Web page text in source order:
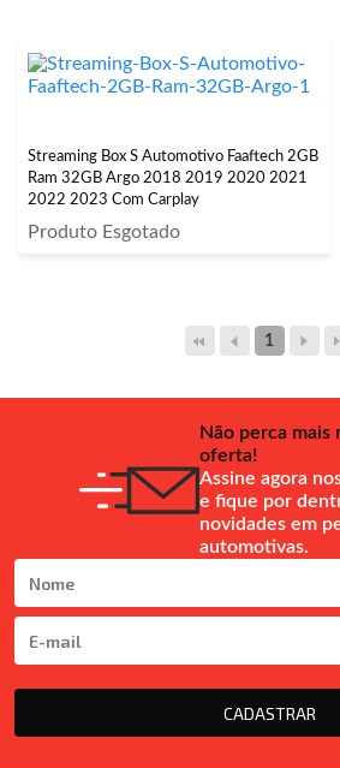
Streaming Box S Automotivo Faaftech 2GB
Ram 32GB Argo 2018 2019 2020 2021
2022 2023 Com Carplay
Produto Esgotado
1
Não perca mais
oferta!
Assine agora
e fique por
novidades em
automotivas.
CADASTRAR